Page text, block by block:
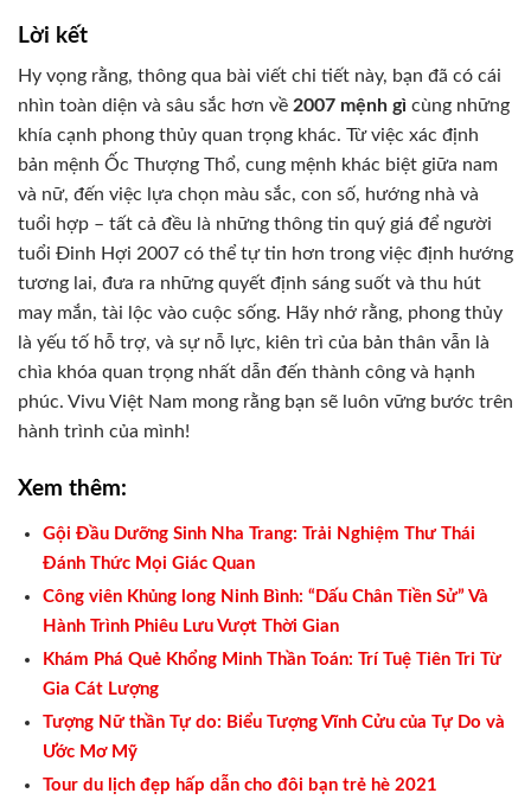
Lời kết
Hy vọng rằng, thông qua bài viết chi tiết này, bạn đã có cái
nhìn toàn diện và sâu sắc hơn về 2007 mệnh gì cùng những
khía cạnh phong thủy quan trọng khác. Từ việc xác định
bản mệnh Ốc Thượng Thổ, cung mệnh khác biệt giữa nam
và nữ, đến việc lựa chọn màu sắc, con số, hướng nhà và
tuổi hợp – tất cả đều là những thông tin quý giá để người
tuổi Đinh Hợi 2007 có thể tự tin hơn trong việc định hướng
tương lai, đưa ra những quyết định sáng suốt và thu hút
may mắn, tài lộc vào cuộc sống. Hãy nhớ rằng, phong thủy
là yếu tố hỗ trợ, và sự nỗ lực, kiên trì của bản thân vẫn là
chìa khóa quan trọng nhất dẫn đến thành công và hạnh
phúc. Vivu Việt Nam mong rằng bạn sẽ luôn vững bước trên
hành trình của mình!
Xem thêm:
Gội Đầu Dưỡng Sinh Nha Trang: Trải Nghiệm Thư Thái
Đánh Thức Mọi Giác Quan
Công viên Khủng long Ninh Bình: “Dấu Chân Tiền Sử” Và
Hành Trình Phiêu Lưu Vượt Thời Gian
Khám Phá Quẻ Khổng Minh Thần Toán: Trí Tuệ Tiên Tri Từ
Gia Cát Lượng
Tượng Nữ thần Tự do: Biểu Tượng Vĩnh Cửu của Tự Do và
Ước Mơ Mỹ
Tour du lịch đẹp hấp dẫn cho đôi bạn trẻ hè 2021